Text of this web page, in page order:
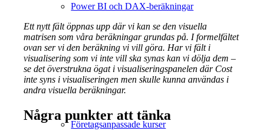
Power BI och DAX-beräkningar
Företagsanpassade kurser
Ett nytt fält öppnas upp där vi kan se den visuella
matrisen som våra beräkningar grundas på. I formelfältet
ovan ser vi den beräkning vi vill göra. Har vi fält i
visualisering som vi inte vill ska synas kan vi dölja dem –
se det överstrukna ögat i visualiseringspanelen där Cost
inte syns i visualiseringen men skulle kunna användas i
andra visuella beräkningar.
Några punkter att tänka